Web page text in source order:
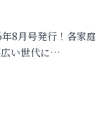
8月号発行！各家
い世代に…